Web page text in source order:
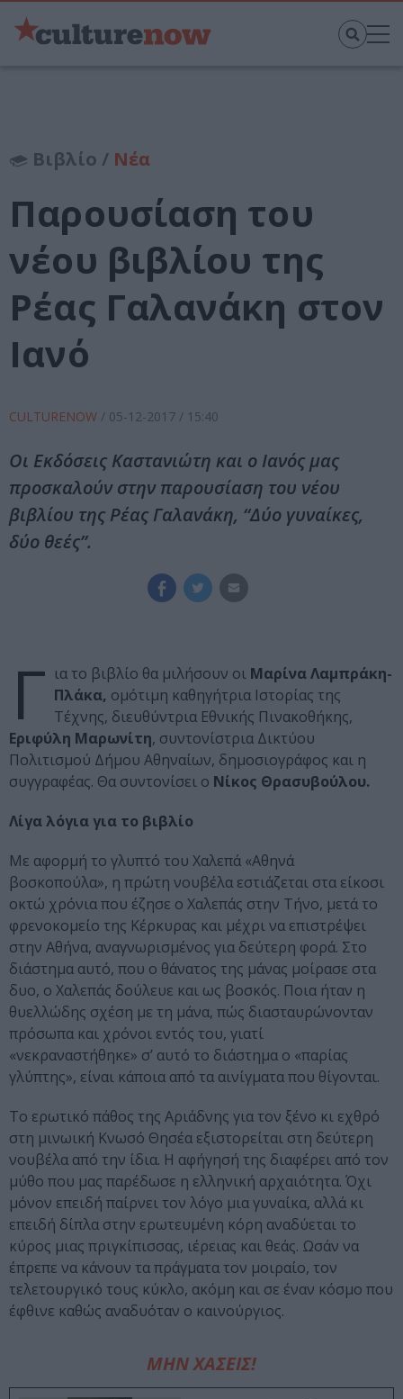
Βιβλίο / Νέα
Παρουσίαση του
νέου βιβλίου της
Ρέας Γαλανάκη στον
Ιανό
CULTURENOW / 05-12-2017 / 15:40
Oι Εκδόσεις Καστανιώτη και ο Ιανός μας
προσκαλούν στην παρουσίαση του νέου
βιβλίου της Ρέας Γαλανάκη, “Δύο γυναίκες,
δύο θεές”.
Γ ια το βιβλίο θα μιλήσουν οι Μαρίνα Λαμπράκη-
Πλάκα, ομότιμη καθηγήτρια Ιστορίας της
Τέχνης, διευθύντρια Εθνικής Πινακοθήκης,
Εριφύλη Μαρωνίτη, συντονίστρια Δικτύου
Πολιτισμού Δήμου Αθηναίων, δημοσιογράφος και η
συγγραφέας. Θα συντονίσει ο Νίκος Θρασυβούλου.
Λίγα λόγια για το βιβλίο
Με αφορμή το γλυπτό του Χαλεπά «Αθηνά
βοσκοπούλα», η πρώτη νουβέλα εστιάζεται στα είκοσι
οκτώ χρόνια που έζησε ο Χαλεπάς στην Τήνο, μετά το
φρενοκομείο της Κέρκυρας και μέχρι να επιστρέψει
στην Αθήνα, αναγνωρισμένος για δεύτερη φορά. Στο
διάστημα αυτό, που ο θάνατος της μάνας μοίρασε στα
δυο, ο Χαλεπάς δούλευε και ως βοσκός. Ποια ήταν η
θυελλώδης σχέση με τη μάνα, πώς διασταυρώνονταν
πρόσωπα και χρόνοι εντός του, γιατί
«νεκραναστήθηκε» σ’ αυτό το διάστημα ο «παρίας
γλύπτης», είναι κάποια από τα αινίγματα που θίγονται.
Το ερωτικό πάθος της Αριάδνης για τον ξένο κι εχθρό
στη μινωική Κνωσό Θησέα εξιστορείται στη δεύτερη
νουβέλα από την ίδια. Η αφήγησή της διαφέρει από τον
μύθο που μας παρέδωσε η ελληνική αρχαιότητα. Όχι
μόνον επειδή παίρνει τον λόγο μια γυναίκα, αλλά κι
επειδή δίπλα στην ερωτευμένη κόρη αναδύεται το
κύρος μιας πριγκίπισσας, ιέρειας και θεάς. Ωσάν να
έπρεπε να κάνουν τα πράγματα τον μοιραίο, τον
τελετουργικό τους κύκλο, ακόμη και σε έναν κόσμο που
έφθινε καθώς αναδυόταν ο καινούργιος.
ΜΗΝ ΧΑΣΕΙΣ!